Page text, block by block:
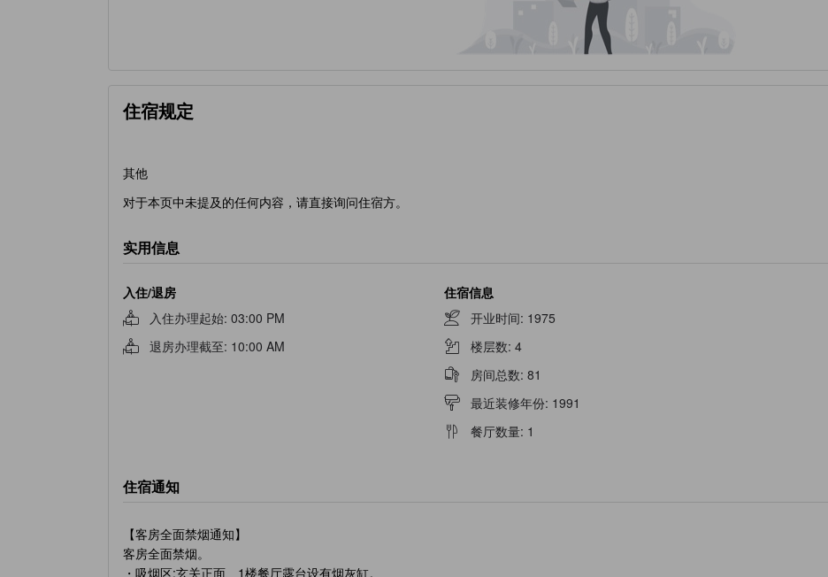
住宿规定
其他
对于本页中未提及的任何内容，请直接询问住宿方。
实用信息
入住/退房
入住办理起始: 03:00 PM
退房办理截至: 10:00 AM
住宿信息
开业时间: 1975
楼层数:4
房间总数:81
最近装修年份: 1991
餐厅数量: 1
住宿通知
【客房全面禁烟通知】
客房全面禁烟。
・吸烟区:玄关正面、1楼餐厅露台设有烟灰缸。